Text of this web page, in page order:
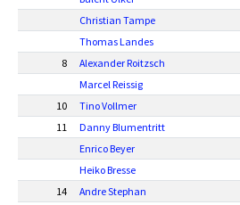
Christian Tampe
Thomas Landes
8
Alexander Roitzsch
Marcel Reissig
10
Tino Vollmer
11
Danny Blumentritt
Enrico Beyer
Heiko Bresse
14
Andre Stephan